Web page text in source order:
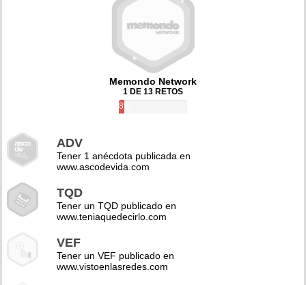
Memondo Network
1 DE 13 RETOS
8%
ADV
Tener 1 anécdota publicada en
www.ascodevida.com
TQD
Tener un TQD publicado en
www.teniaquedecirlo.com
VEF
Tener un VEF publicado en
www.vistoenlasredes.com